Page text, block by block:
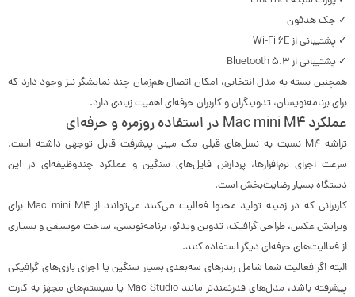
✓ جک هدفون
✓ پشتیبانی از Wi-Fi 6E
✓ پشتیبانی از Bluetooth 5.3
همچنین بسته به مدل انتخابی، امکان اتصال هم‌زمان چند نمایشگر نیز وجود دارد که
برای برنامه‌نویسان، تدوینگران و کاربران حرفه‌ای اهمیت زیادی دارد.
عملکرد Mac mini M4 در استفاده روزمره و حرفه‌ای
تراشه M4 نسبت به نسل‌های قبلی مک مینی پیشرفت قابل توجهی داشته است.
سرعت اجرای نرم‌افزارها، پردازش فایل‌های سنگین و عملکرد چندوظیفه‌ای در این
دستگاه بسیار رضایت‌بخش است.
کاربرانی که در زمینه تولید محتوا فعالیت می‌کنند می‌توانند از Mac mini M4 برای
ویرایش عکس، طراحی گرافیک، تدوین ویدئو، برنامه‌نویسی، ساخت موسیقی و بسیاری
از فعالیت‌های حرفه‌ای دیگر استفاده کنند.
البته اگر فعالیت شما شامل رندرهای سه‌بعدی بسیار سنگین یا اجرای بازی‌های گرافیکی
پیشرفته باشد، مدل‌های قدرتمندتر مانند Mac Studio یا سیستم‌های مجهز به کارت